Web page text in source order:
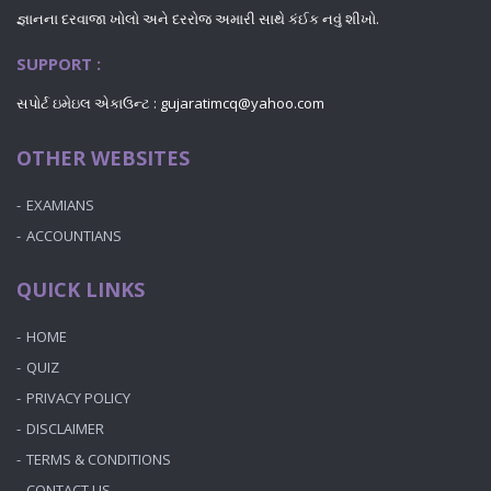
જ્ઞાનના દરવાજા ખોલો અને દરરોજ અમારી સાથે કંઈક નવું શીખો.
SUPPORT :
સપોર્ટ ઇમેઇલ એકાઉન્ટ : gujaratimcq@yahoo.com
OTHER WEBSITES
EXAMIANS
ACCOUNTIANS
QUICK LINKS
HOME
QUIZ
PRIVACY POLICY
DISCLAIMER
TERMS & CONDITIONS